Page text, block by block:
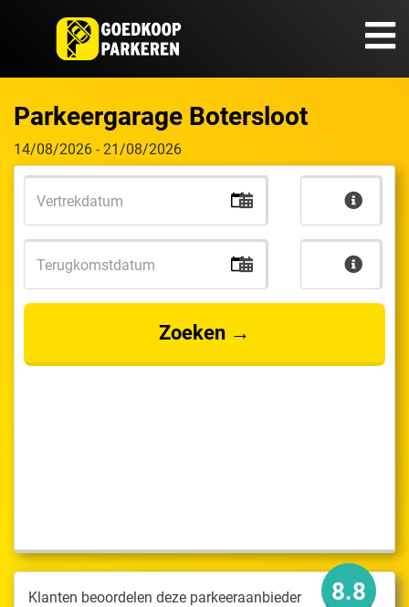
Parkeergarage Botersloot
14/08/2026 - 21/08/2026
Zoeken →
Klanten beoordelen deze parkeeraanbieder
8.8